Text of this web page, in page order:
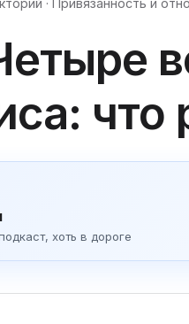
· Привязанность и
хоть в дороге